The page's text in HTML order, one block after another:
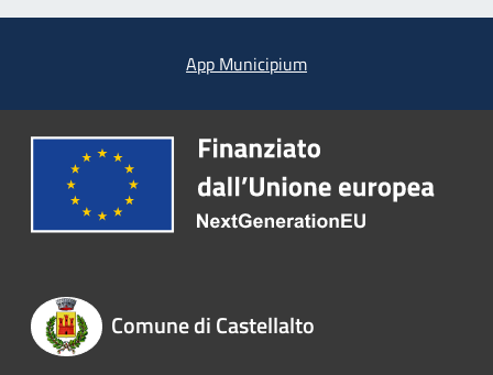
App Municipium
Comune di Castellalto